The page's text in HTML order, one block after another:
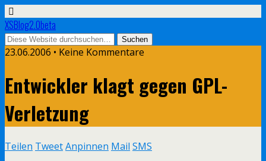
XSBlog2.0beta
23.06.2006 • Keine Kommentare
Entwickler klagt gegen GPL-
Verletzung
Teilen TweetAnpinnen Mail SMS